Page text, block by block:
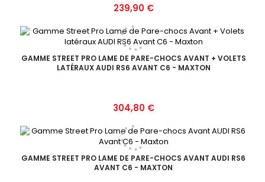
Prix
239,90 €
GAMME STREET PRO LAME DE PARE-CHOCS AVANT + VOLETS
LATÉRAUX AUDI RS6 AVANT C6 - MAXTON
Prix
304,80 €
GAMME STREET PRO LAME DE PARE-CHOCS AVANT AUDI RS6
AVANT C6 - MAXTON